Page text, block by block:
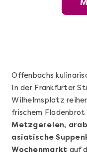
Offenbachs
In der Frankfurter
Wilhelmsplatz
frischem Fladenbrot
Metzgereien,
asiatische
Wochenmarkt auf